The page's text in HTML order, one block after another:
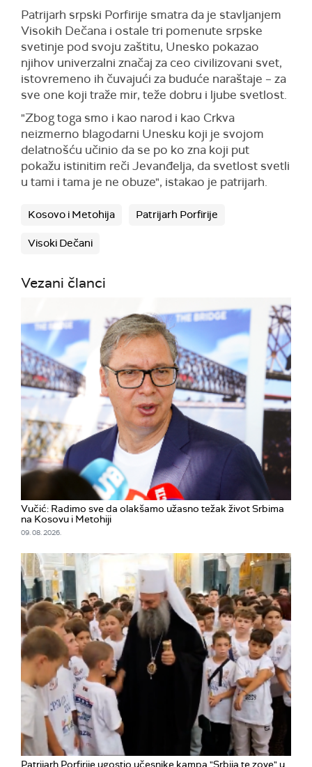
Patrijarh srpski Porfirije smatra da je stavljanjem
Visokih Dečana i ostale tri pomenute srpske
svetinje pod svoju zaštitu, Unesko pokazao
njihov univerzalni značaj za ceo civilizovani svet,
istovremeno ih čuvajući za buduće naraštaje – za
sve one koji traže mir, teže dobru i ljube svetlost.
"Zbog toga smo i kao narod i kao Crkva
neizmerno blagodarni Unesku koji je svojom
delatnošću učinio da se po ko zna koji put
pokažu istinitim reči Jevanđelja, da svetlost svetli
u tami i tama je ne obuze", istakao je patrijarh.
Kosovo i Metohija Patrijarh Porfirije
Visoki Dečani
Vezani članci
Vučić: Radimo sve da olakšamo užasno težak život Srbima
na Kosovu i Metohiji
09. 08. 2026.
Patrijarh Porfirije ugostio učesnike kampa "Srbija te zove" u